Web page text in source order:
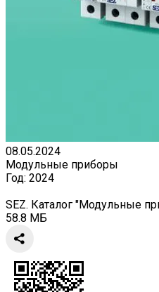
08.05.2024
Модульные приборы
Год: 2024
SEZ. Каталог "Модульные
58.8 МБ